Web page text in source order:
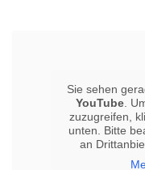
Sie sehen
YouTube.
zuzugreifen,
unten. Bitte
an